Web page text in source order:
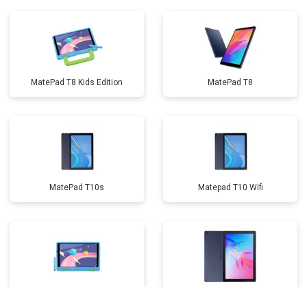
MatePad T8 Kids Edition MatePad T8
MatePad T10s Matepad T10 Wifi